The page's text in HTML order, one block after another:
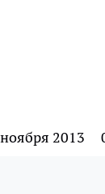
2013